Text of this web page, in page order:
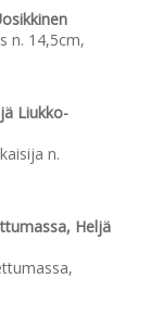
n. 14,5cm,
Liukko-
n.
Heljä